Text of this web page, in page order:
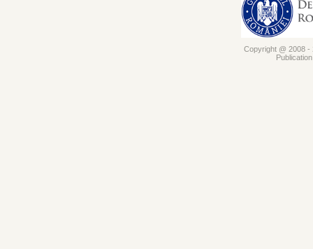
Copyright @ 2008 -